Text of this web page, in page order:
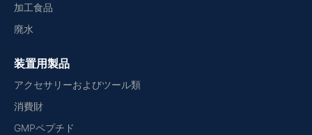
加工食品
廃水
装置用製品
アクセサリーおよびツール類
消費財
GMPペプチド